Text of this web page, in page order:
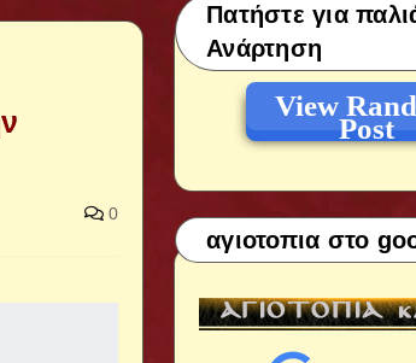
0
Πατήστε για
Ανάρτηση
View
Post
αγιοτοπια στο